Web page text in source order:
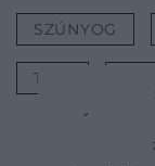
SZÚNYOG
TIPP
Újra